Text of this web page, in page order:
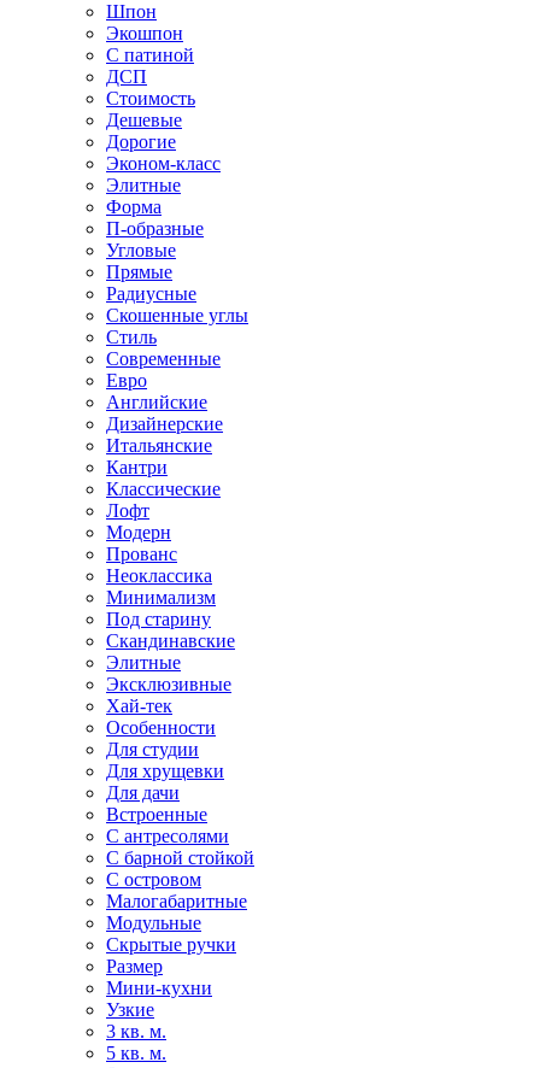
Шпон
Экошпон
С патиной
ДСП
Стоимость
Дешевые
Дорогие
Эконом-класс
Элитные
Форма
П-образные
Угловые
Прямые
Радиусные
Скошенные углы
Стиль
Современные
Евро
Английские
Дизайнерские
Итальянские
Кантри
Классические
Лофт
Модерн
Прованс
Неоклассика
Минимализм
Под старину
Скандинавские
Элитные
Эксклюзивные
Хай-тек
Особенности
Для студии
Для хрущевки
Для дачи
Встроенные
С антресолями
С барной стойкой
С островом
Малогабаритные
Модульные
Скрытые ручки
Размер
Мини-кухни
Узкие
3 кв. м.
5 кв. м.